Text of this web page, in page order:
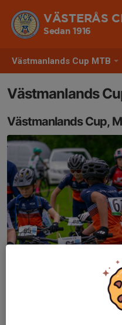
Västmanlands Cup MTB
VÄSTERÅS
Sedan 1916
Västmanlands
Västmanlands Cup,
En kväll i augusti i